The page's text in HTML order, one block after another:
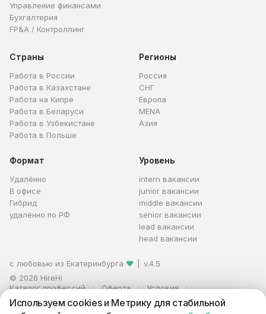
Управление финансами
Бухгалтерия
FP&A / Контроллинг
Страны
Работа в России
Работа в Казахстане
Работа на Кипре
Работа в Беларуси
Работа в Узбекистане
Работа в Польше
Регионы
Россия
СНГ
Европа
MENA
Азия
Формат
Удалённо
В офисе
Гибрид
удалённо по РФ
Уровень
intern вакансии
junior вакансии
middle вакансии
senior вакансии
lead вакансии
head вакансии
с любовью из Екатеринбурга ❤
v.4.5
© 2026 HireHi
Каталог профессий
Оферта
Условия
Персональные данные
Реклама
Используем cookies и Метрику для стабильной